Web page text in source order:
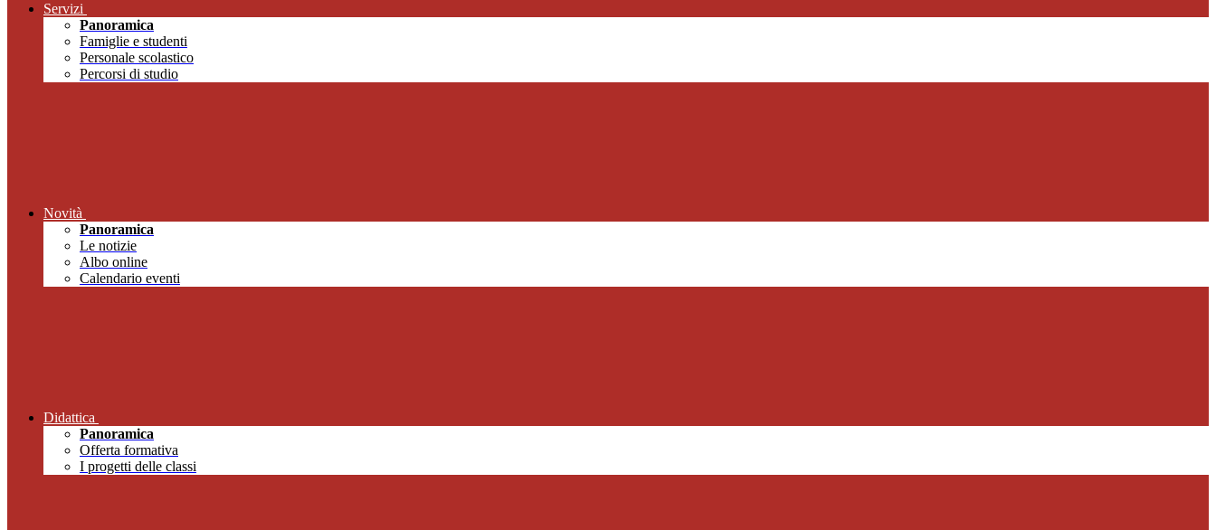
Servizi
Panoramica
Famiglie e studenti
Personale scolastico
Percorsi di studio
Novità
Panoramica
Le notizie
Albo online
Calendario eventi
Didattica
Panoramica
Offerta formativa
I progetti delle classi